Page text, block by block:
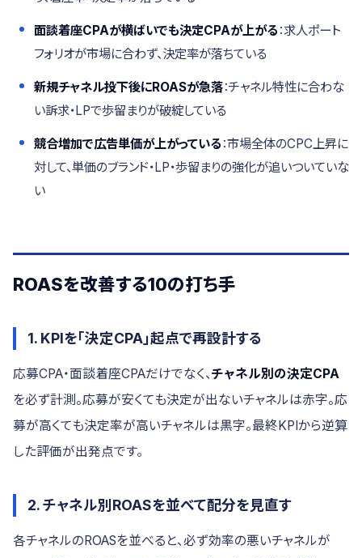
面談着座CPAが横ばいでも決定CPAが上がる ：求人ポート
フォリオが市場に合わず、決定率が落ちている
新規チャネル投下後にROASが急落：チャネル特性に合わな
い訴求・LPで歩留まりが破綻している
競合増加で広告単価が上がっている ：市場全体のCPC上昇に
対して、単価のブランド・LP・歩留まりの強化が追いついていな
い
ROASを改善する10の打ち手
1. KPIを「決定CPA」起点で再設計する
応募CPA・面談着座CPAだけでなく、チャネル別の決定CPA
を必ず計測。応募が安くても決定が出ないチャネルは赤字。応
募が高くても決定率が高いチャネルは黒字。最終KPIから逆算
した評価が出発点です。
2. チャネル別ROASを並べて配分を見直す
各チャネルのROASを並べると、必ず効率の悪いチャネルが